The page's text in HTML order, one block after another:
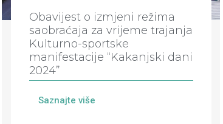
Obavijest o izmjeni režima
saobraćaja za vrijeme trajanja
Kulturno-sportske
manifestacije “Kakanjski dani
2024”
Saznajte više